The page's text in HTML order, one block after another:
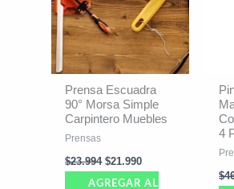
Prensa Escuadra
90° Morsa Simple
Carpintero Muebles
Prensas
$23.994 $21.990
AGREGAR AL
4
$